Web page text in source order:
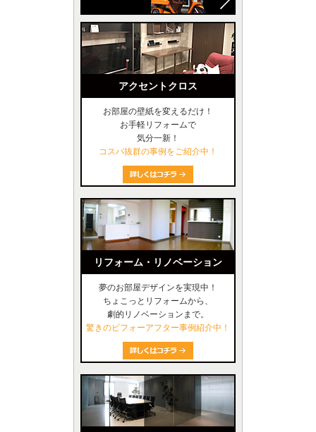
アクセントクロス
お部屋の壁紙を変えるだけ！
お手軽リフォームで
気分一新！
コスパ抜群の事例をご紹介中！
リフォーム・リノベーション
夢のお部屋デザインを実現中！
ちょこっとリフォームから、
劇的リノベーションまで。
驚きのビフォーアフター事例紹介中！